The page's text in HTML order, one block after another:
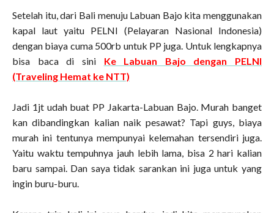
Setelah itu, dari Bali menuju Labuan Bajo kita menggunakan
kapal laut yaitu PELNI (Pelayaran Nasional Indonesia)
dengan biaya cuma 500rb untuk PP juga. Untuk lengkapnya
bisa baca di sini Ke Labuan Bajo dengan PELNI
(Traveling Hemat ke NTT)
Jadi 1jt udah buat PP Jakarta-Labuan Bajo. Murah banget
kan dibandingkan kalian naik pesawat? Tapi guys, biaya
murah ini tentunya mempunyai kelemahan tersendiri juga.
Yaitu waktu tempuhnya jauh lebih lama, bisa 2 hari kalian
baru sampai. Dan saya tidak sarankan ini juga untuk yang
ingin buru-buru.